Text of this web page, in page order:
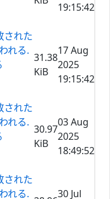
19:15:42
された
れる.
31.38
KiB
17 Aug
2025
19:15:42
された
れる.
30.97
KiB
03 Aug
2025
18:49:52
された
れる.
30 Jul